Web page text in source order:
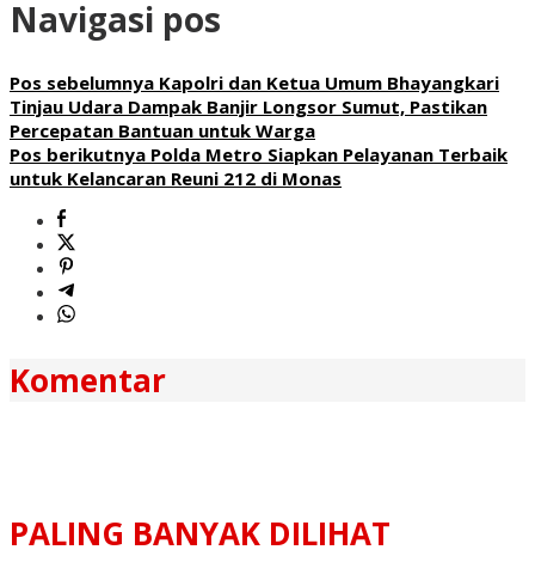
Navigasi pos
Pos sebelumnya Kapolri dan Ketua Umum Bhayangkari
Tinjau Udara Dampak Banjir Longsor Sumut, Pastikan
Percepatan Bantuan untuk Warga
Pos berikutnya Polda Metro Siapkan Pelayanan Terbaik
untuk Kelancaran Reuni 212 di Monas
Komentar
PALING BANYAK DILIHAT